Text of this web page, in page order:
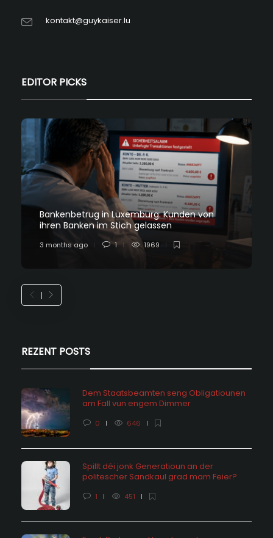
kontakt@guykaiser.lu
EDITOR PICKS
Bankenbetrug in Luxemburg: Kunden von
ihren Banken im Stich gelassen
3 months ago 1 1969
REZENT POSTS
Dem Staatsbeamten seng Obligatiounen
am Fall vun engem Dimmer
0 646
Spillt déi jonk Generatioun an der
politescher Sandkaul grad mam Feier?
1 451